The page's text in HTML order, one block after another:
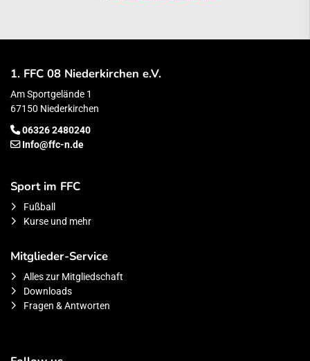
1. FFC 08 Niederkirchen e.V.
Am Sportgelände 1
67150 Niederkirchen
06326 2480240
Info@ffc-n.de
Sport im FFC
Fußball
Kurse und mehr
Mitglieder-Service
Alles zur Mitgliedschaft
Downloads
Fragen & Antworten